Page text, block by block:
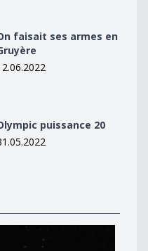
faisait ses armes en
puissance 20